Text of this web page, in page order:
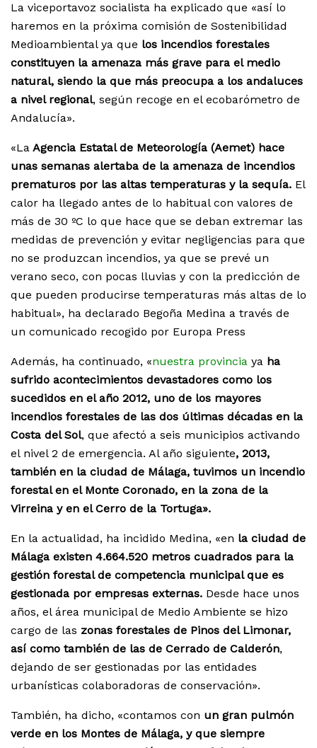
La viceportavoz socialista ha explicado que «así lo
haremos en la próxima comisión de Sostenibilidad
Medioambiental ya que los incendios forestales
constituyen la amenaza más grave para el medio
natural, siendo la que más preocupa a los andaluces
a nivel regional, según recoge en el ecobarómetro de
Andalucía».
«La Agencia Estatal de Meteorología (Aemet) hace
unas semanas alertaba de la amenaza de incendios
prematuros por las altas temperaturas y la sequía. El
calor ha llegado antes de lo habitual con valores de
más de 30 ºC lo que hace que se deban extremar las
medidas de prevención y evitar negligencias para que
no se produzcan incendios, ya que se prevé un
verano seco, con pocas lluvias y con la predicción de
que pueden producirse temperaturas más altas de lo
habitual», ha declarado Begoña Medina a través de
un comunicado recogido por Europa Press
Además, ha continuado, «nuestra provincia ya ha
sufrido acontecimientos devastadores como los
sucedidos en el año 2012, uno de los mayores
incendios forestales de las dos últimas décadas en la
Costa del Sol, que afectó a seis municipios activando
el nivel 2 de emergencia. Al año siguiente, 2013,
también en la ciudad de Málaga, tuvimos un incendio
forestal en el Monte Coronado, en la zona de la
Virreina y en el Cerro de la Tortuga».
En la actualidad, ha incidido Medina, «en la ciudad de
Málaga existen 4.664.520 metros cuadrados para la
gestión forestal de competencia municipal que es
gestionada por empresas externas. Desde hace unos
años, el área municipal de Medio Ambiente se hizo
cargo de las zonas forestales de Pinos del Limonar,
así como también de las de Cerrado de Calderón,
dejando de ser gestionadas por las entidades
urbanísticas colaboradoras de conservación».
También, ha dicho, «contamos con un gran pulmón
verde en los Montes de Málaga, y que siempre